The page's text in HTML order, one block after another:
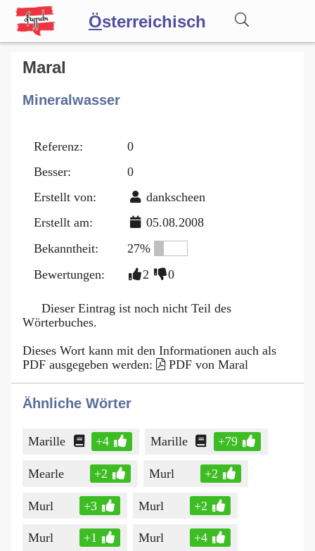
Österreichisch
Wörterbuch
Forum
Blog
Maral
Mineralwasser
Referenz:
0
Besser:
0
Erstellt von:
dankscheen
Erstellt am:
05.08.2008
Bekanntheit:
27%
Bewertungen:
2 0
Dieser Eintrag ist noch nicht Teil des
Wörterbuches.
Dieses Wort kann mit den Informationen auch als
PDF ausgegeben werden:
PDF von Maral
Ähnliche Wörter
Marille +4 Marille +79
Mearle +2 Murl +2
Murl +3 Murl +2
Murl +1 Murl +4